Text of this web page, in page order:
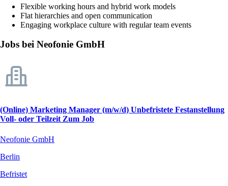
Flexible working hours and hybrid work models
Flat hierarchies and open communication
Engaging workplace culture with regular team events
Jobs bei Neofonie GmbH
(Online) Marketing Manager (m/w/d) Unbefristete Festanstellung
Voll- oder Teilzeit Zum Job
Neofonie GmbH
Berlin
Befristet